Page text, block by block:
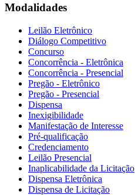
Modalidades
Leilão Eletrônico
Diálogo Competitivo
Concurso
Concorrência - Eletrônica
Concorrência - Presencial
Pregão - Eletrônico
Pregão - Presencial
Dispensa
Inexigibilidade
Manifestação de Interesse
Pré-qualificação
Credenciamento
Leilão Presencial
Inaplicabilidade da Licitação
Dispensa Eletrônica
Dispensa de Licitação